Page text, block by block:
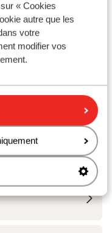
« Cookies
autre que les
votre
modifier vos